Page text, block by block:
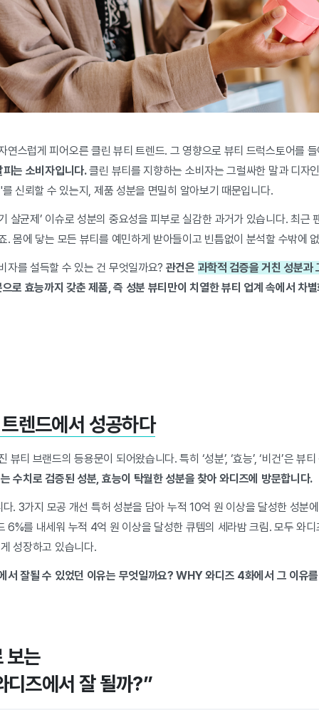
연스럽게 피어오른 클린 뷰티 트렌드. 그 영향으로 뷰티 드럭스토어를
는 소비자입니다.클린 뷰티를 지향하는 소비자는 그럴싸한 말과 디자
신뢰할 수 있는지, 제품 성분을 면밀히 알아보기 때문입니다.
살균제’ 이슈로 성분의 중요성을 피부로 실감한 과거가 있습니다. 최근
. 몸에 닿는 모든 뷰티를 예민하게 받아들이고 빈틈없이 분석할 수밖에
자를 설득할 수 있는 건 무엇일까요? 관건은 과학적 검증을 거친 성분과
로 효능까지 갖춘 제품, 즉 성분 뷰티만이 치열한 뷰티 업계 속에서 차
렌드에서 성공하다
뷰티 브랜드의 등용문이 되어왔습니다. 특히 ‘성분’, ‘효능’, ‘비건’은 뷰
수치로 검증된 성분, 효능이 탁월한 성분을 찾아 와디즈에 방문합니다.
. 3가지 모공 개선 특허 성분을 담아 누적 10억 원 이상을 달성한 성분
6%를 내세워 누적 4억 원 이상을 달성한 큐템의 세라밤 크림. 모두 와
성장하고 있습니다.
서 잘될 수 있었던 이유는 무엇일까요? WHY 와디즈 4화에서 그 이유
보는
디즈에서 잘 될까?”